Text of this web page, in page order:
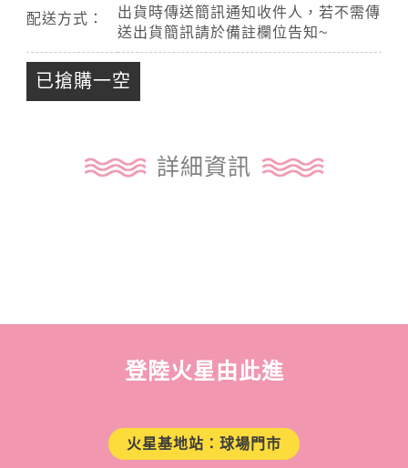
配送方式：
出貨時傳送簡訊通知收件人，若不需傳
送出貨簡訊請於備註欄位告知~
已搶購一空
詳細資訊
登陸火星由此進
火星基地站：球場門市